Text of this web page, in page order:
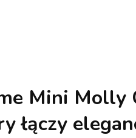
Mini Molly
łączy